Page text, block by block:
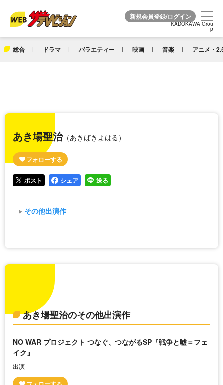
KADOKAWA Grou
p
総合 ドラマ バラエティー 映画 音楽 アニメ・
KADOKAWA Grou
p
あき場聖治（あきばきよはる）
ポスト シェア 送る
その他出演作
あき場聖治のその他出演作
NO WAR プロジェクト つなぐ、つながるSP『戦争と嘘＝フェ
イク』
出演